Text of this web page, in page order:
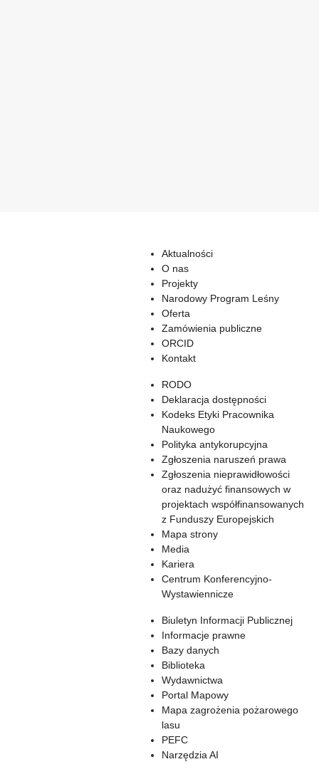
Aktualności
O nas
Projekty
Narodowy Program Leśny
Oferta
Zamówienia publiczne
ORCID
Kontakt
RODO
Deklaracja dostępności
Kodeks Etyki Pracownika
Naukowego
Polityka antykorupcyjna
Zgłoszenia naruszeń prawa
Zgłoszenia nieprawidłowości
oraz nadużyć finansowych w
projektach współfinansowanych
z Funduszy Europejskich
Mapa strony
Media
Kariera
Centrum Konferencyjno-
Wystawiennicze
Biuletyn Informacji Publicznej
Informacje prawne
Bazy danych
Biblioteka
Wydawnictwa
Portal Mapowy
Mapa zagrożenia pożarowego
lasu
PEFC
Narzędzia AI